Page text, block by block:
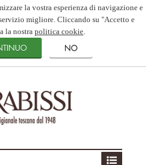
la vostra esperienza di navigazione e
migliore. Cliccando su "Accetto e
la nostra politica cookie.